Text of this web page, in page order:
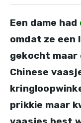
Een dame had
omdat ze een
gekocht maar
Chinese
prikkie maar